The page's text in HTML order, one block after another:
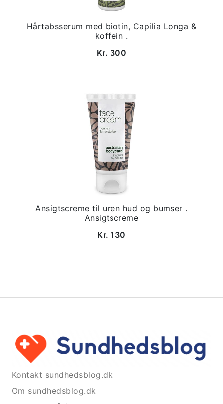
Hårtabsserum med biotin, Capilia Longa &
koffein .
Kr. 300
Ansigtscreme til uren hud og bumser .
Ansigtscreme
Kr. 130
Kontakt sundhedsblog.dk
Om sundhedsblog.dk